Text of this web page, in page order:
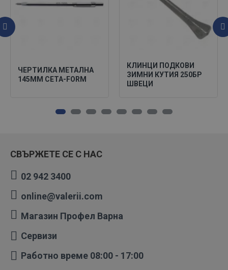
ЧЕРТИЛКА МЕТАЛНА
145ММ CETA-FORM
КЛИНЦИ ПОДКОВИ
ЗИМНИ КУТИЯ 250БР
ШВЕЦИ
СВЪРЖЕТЕ СЕ С НАС
02 942 3400
online@valerii.com
Магазин Профел Варна
Сервизи
Работно време 08:00 - 17:00